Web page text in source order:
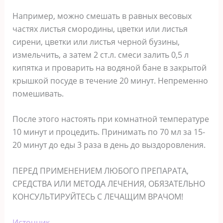
Например, можно смешать в равных весовых
частях листья смородины, цветки или листья
сирени, цветки или листья черной бузины,
измельчить, а затем 2 ст.л. смеси залить 0,5 л
кипятка и проварить на водяной бане в закрытой
крышкой посуде в течение 20 минут. Непременно
помешивать.
После этого настоять при комнатной температуре
10 минут и процедить. Принимать по 70 мл за 15-
20 минут до еды 3 раза в день до выздоровления.
ПЕРЕД ПРИМЕНЕНИЕМ ЛЮБОГО ПРЕПАРАТА,
СРЕДСТВА ИЛИ МЕТОДА ЛЕЧЕНИЯ, ОБЯЗАТЕЛЬНО
КОНСУЛЬТИРУЙТЕСЬ С ЛЕЧАЩИМ ВРАЧОМ!